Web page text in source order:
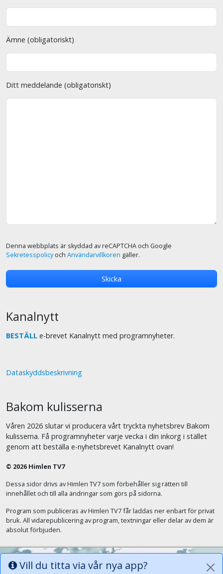
Ämne (obligatoriskt)
Ditt meddelande (obligatoriskt)
Denna webbplats är skyddad av reCAPTCHA och Google
Sekretesspolicyoch Användarvillkoren gäller.
Kanalnytt
BESTÄLL e-brevet Kanalnytt med programnyheter.
Dataskyddsbeskrivning
Bakom kulisserna
Våren 2026 slutar vi producera vårt tryckta nyhetsbrev Bakom
kulisserna. Få programnyheter varje vecka i din inkorg i stället
genom att beställa e-nyhetsbrevet Kanalnytt ovan!
Vill du titta via vår nya app?
© 2026 Himlen TV7
Dessa sidor drivs av Himlen TV7 som förbehåller sig rätten till
innehållet och till alla ändringar som görs på sidorna.
Program som publiceras av Himlen TV7 får laddas ner enbart för privat
bruk. All vidarepublicering av program, textningar eller delar av dem är
absolut förbjuden.